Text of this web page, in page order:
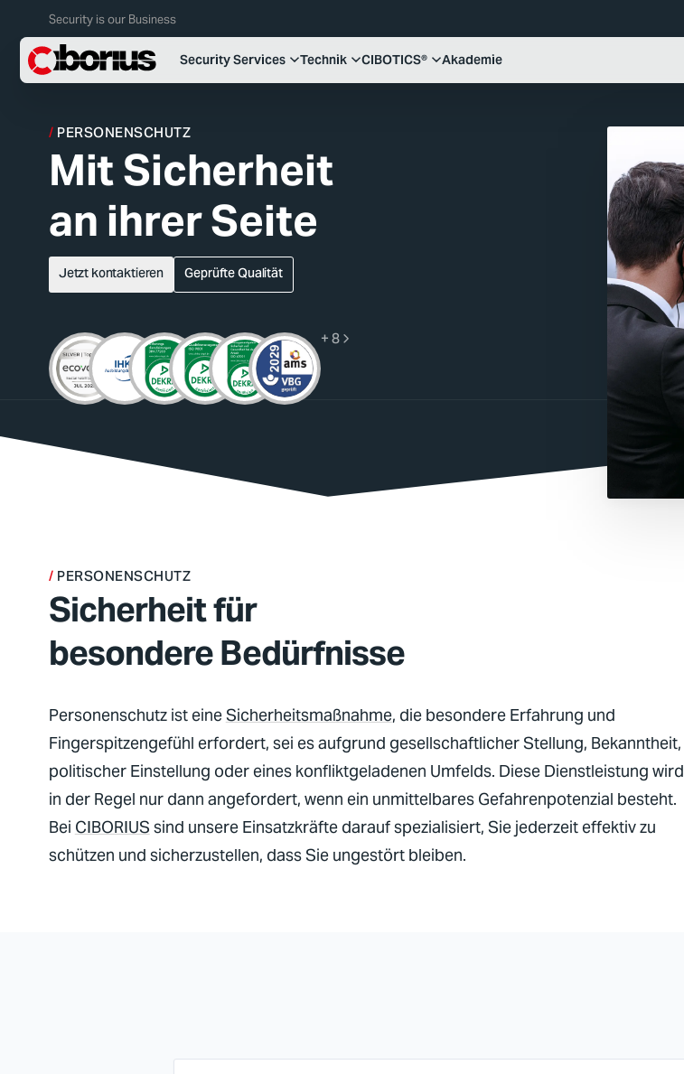
Security is our Business
Security Services Technik CIBOTICS® Akademie
PERSONENSCHUTZ
Mit Sicherheit
an ihrer Seite
Jetzt kontaktieren Geprüfte Qualität
+ 8
PERSONENSCHUTZ
Sicherheit für
besondere Bedürfnisse
Personenschutz ist eineSicherheitsmaßnahme, die besondere Erfahrung und
Fingerspitzengefühl erfordert, sei es aufgrund gesellschaftlicher Stellung, Bekanntheit,
politischer Einstellung oder eines konfliktgeladenen Umfelds. Diese Dienstleistung wird
in der Regel nur dann angefordert, wenn ein unmittelbares Gefahrenpotenzial besteht.
Bei CIBORIUS sind unsere Einsatzkräfte darauf spezialisiert, Sie jederzeit effektiv zu
schützen und sicherzustellen, dass Sie ungestört bleiben.